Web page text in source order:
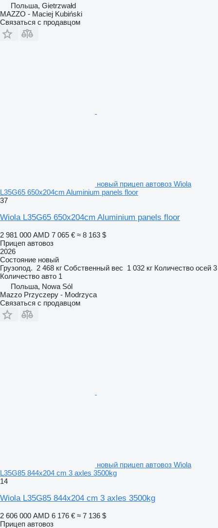
Польша, Gietrzwałd
MAZZO - Maciej Kubiński
Связаться с продавцом
новый прицеп автовоз Wiola
L35G65 650x204cm Aluminium panels floor
37
Wiola L35G65 650x204cm Aluminium panels floor
2 981 000 AMD 7 065 € ≈ 8 163 $
Прицеп автовоз
2026
Состояние новый
Грузопод. 2 468 кг Собственный вес 1 032 кг Количество осей 3
Количество авто 1
Польша, Nowa Sól
Mazzo Przyczepy - Modrzyca
Связаться с продавцом
новый прицеп автовоз Wiola
L35G85 844x204 cm 3 axles 3500kg
14
Wiola L35G85 844x204 cm 3 axles 3500kg
2 606 000 AMD 6 176 € ≈ 7 136 $
Прицеп автовоз